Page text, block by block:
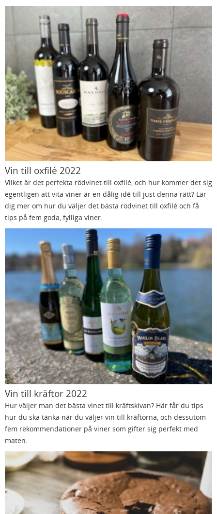
Vin till oxfilé 2022
Vilket är det perfekta rödvinet till oxfilé, och hur kommer det sig
egentligen att vita viner är en dålig idé till just denna rätt? Lär
dig mer om hur du väljer det bästa rödvinet till oxfilé och få
tips på fem goda, fylliga viner.
Vin till kräftor 2022
Hur väljer man det bästa vinet till kräftskivan? Här får du tips
hur du ska tänka när du väljer vin till kräftorna, och dessutom
fem rekommendationer på viner som gifter sig perfekt med
maten.